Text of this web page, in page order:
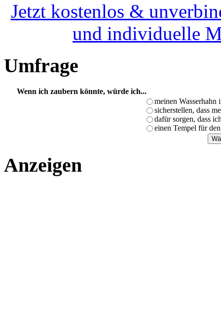
Jetzt kostenlos &
und individuelle
Umfrage
Wenn ich zaubern könnte, würde ich...
meinen
sicherstellen, dass
dafür sorgen, dass
einen Tempel für
Anzeigen